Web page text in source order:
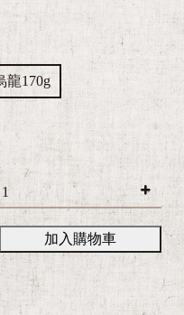
龍170g
加入購物車